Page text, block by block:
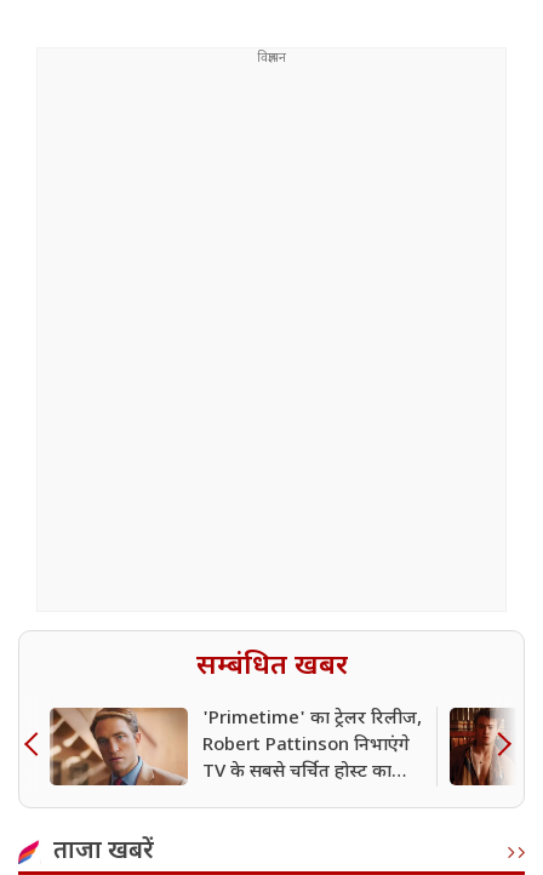
सम्बंधित खबर
'Primetime' का ट्रेलर रिलीज,
Robert Pattinson निभाएंगे
TV के सबसे चर्चित होस्ट का
ताजा खबरें